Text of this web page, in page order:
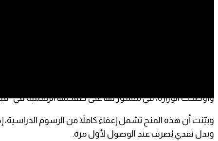
أعلنت وزارة التعليم العالي في الحكومة اليمنية المعترف بها
وأوضحت الوزارة، في منشور لها على صفحتها الرسمية في
وبيّنت أن هذه المنح تشمل إعفاءً كاملاً من الرسوم
وبدل نقدي يُصرف عند الوصول لأول مرة.